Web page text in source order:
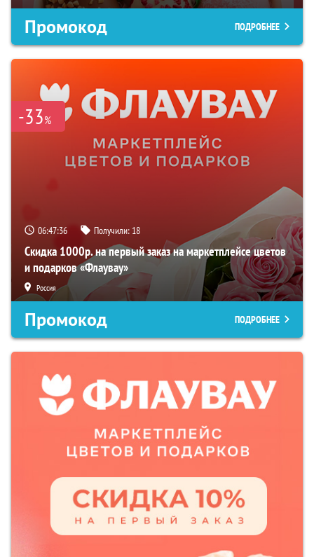
Промокод ПОДРОБНЕЕ
-33%
06:47:35 Получили: 18
Скидка 1000р. на первый заказ на маркетплейсе цветов
и подарков «Флаувау»
Россия
Промокод ПОДРОБНЕЕ